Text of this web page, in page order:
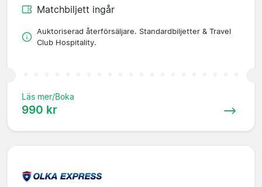
Matchbiljett ingår
Auktoriserad återförsäljare. Standardbiljetter & Travel
Club Hospitality.
Läs mer/Boka
990 kr